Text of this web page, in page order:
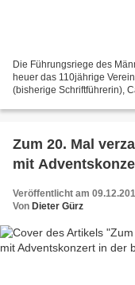
Die Führungsriege des
heuer das 110jährige
(bisherige Schriftführerin),
Zum 20. Mal
mit
Veröffentlicht am
Von Dieter Gürz